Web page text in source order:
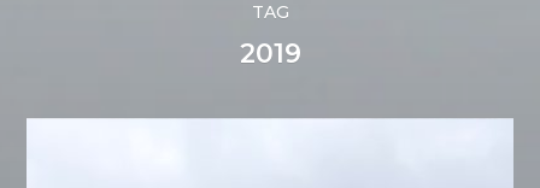
TAG
2019